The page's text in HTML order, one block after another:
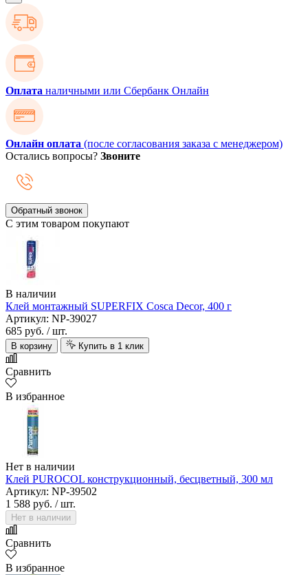
Оплата наличными или Сбербанк Онлайн
Онлайн оплата (после согласования заказа с менеджером)
Остались вопросы? Звоните
Обратный звонок
С этим товаром покупают
В наличии
Клей монтажный SUPERFIX Cosca Decor, 400 г
Артикул: NP-39027
685 руб. / шт.
В корзину Купить в 1 клик
Сравнить
В избранное
Нет в наличии
Клей PUROCOL конструкционный, бесцветный, 300 мл
Артикул: NP-39502
1 588 руб. / шт.
Нет в наличии
Сравнить
В избранное